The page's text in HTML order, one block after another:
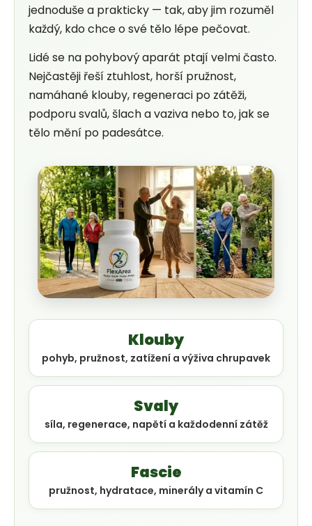
jednoduše a prakticky — tak, aby jim rozuměl
každý, kdo chce o své tělo lépe pečovat.
Lidé se na pohybový aparát ptají velmi často.
Nejčastěji řeší ztuhlost, horší pružnost,
namáhané klouby, regeneraci po zátěži,
podporu svalů, šlach a vaziva nebo to, jak se
tělo mění po padesátce.
Klouby
pohyb, pružnost, zatížení a výživa chrupavek
Svaly
síla, regenerace, napětí a každodenní zátěž
Fascie
pružnost, hydratace, minerály a vitamín C
n
HLEDAT